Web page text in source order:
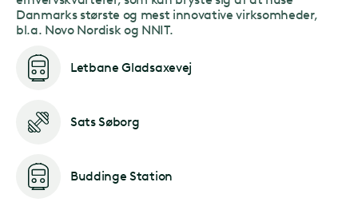
Danmarks største og mest innovative virksomheder,
bl.a. Novo Nordisk og NNIT.
Letbane Gladsaxevej
Sats Søborg
Buddinge Station